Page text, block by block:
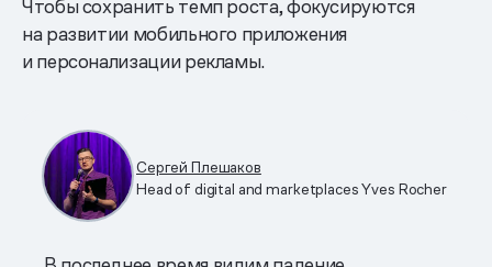
Чтобы сохранить темп роста, фокусируются
на развитии мобильного приложения
и персонализации рекламы.
Сергей Плешаков
Head of digital and marketplaces Yves Rocher